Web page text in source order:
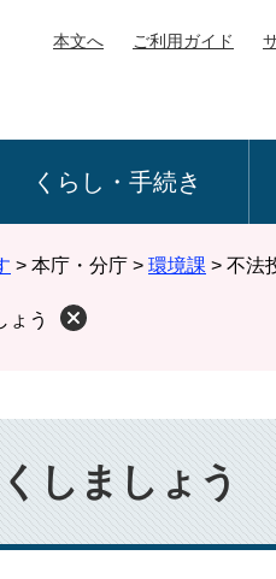
本文へ ご利用ガイド
くらし・手続き
> 本庁・分庁 > 環境課 > 不法
ょう
しましょう